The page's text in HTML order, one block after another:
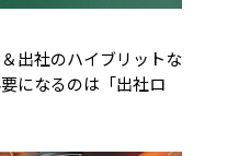
出社のハイブリットな
になるのは「出社ロ